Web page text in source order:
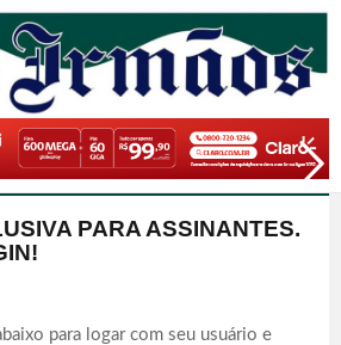
PARA ASSINANTES.
para logar com seu usuário e